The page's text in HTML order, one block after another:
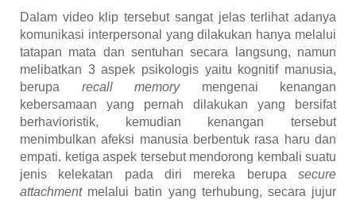
Dalam video klip tersebut sangat jelas terlihat adanya
komunikasi interpersonal yang dilakukan hanya melalui
tatapan mata dan sentuhan secara langsung, namun
melibatkan 3 aspek psikologis yaitu kognitif manusia,
berupa recall memorymengenai kenangan
kebersamaan yang pernah dilakukan yang bersifat
berhavioristik, kemudian kenangan tersebut
menimbulkan afeksi manusia berbentuk rasa haru dan
empati. ketiga aspek tersebut mendorong kembali suatu
jenis kelekatan pada diri mereka berupa secure
attachmentmelalui batin yang terhubung, secara jujur